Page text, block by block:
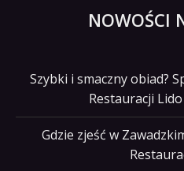
NOWOŚCI
Szybki i smaczny obiad?
Restauracji
Gdzie zjeść w